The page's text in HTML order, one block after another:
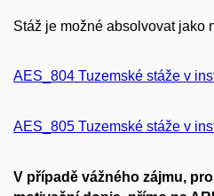
Stáž je možné absolvovat jako
AES_804 Tuzemské stáže v
AES_805 Tuzemské stáže v
V případě vážného zájmu,